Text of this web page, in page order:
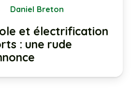
Daniel Breton
et électrification
: une rude